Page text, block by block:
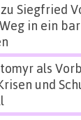
zu Siegfried
in ein
als
und